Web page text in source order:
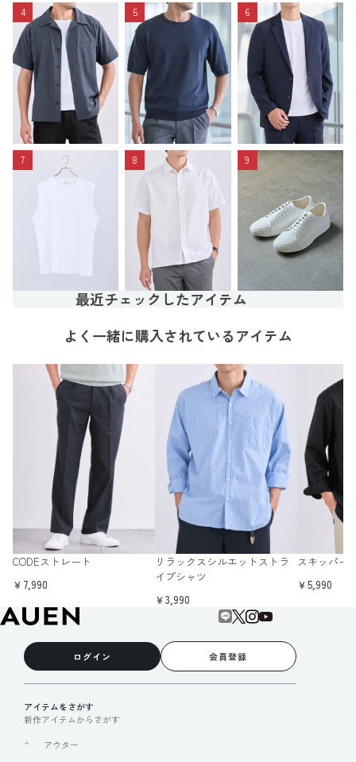
4 5 6
7 8 9
最近チェックしたアイテム
よく一緒に購入されているアイテム
CODEストレート
￥7,990
リラックスシルエットストラ
イプシャツ
￥3,990
スキッパー
￥5,990
ログイン 会員登録
アイテムをさがす
新作アイテムからさがす
アウター